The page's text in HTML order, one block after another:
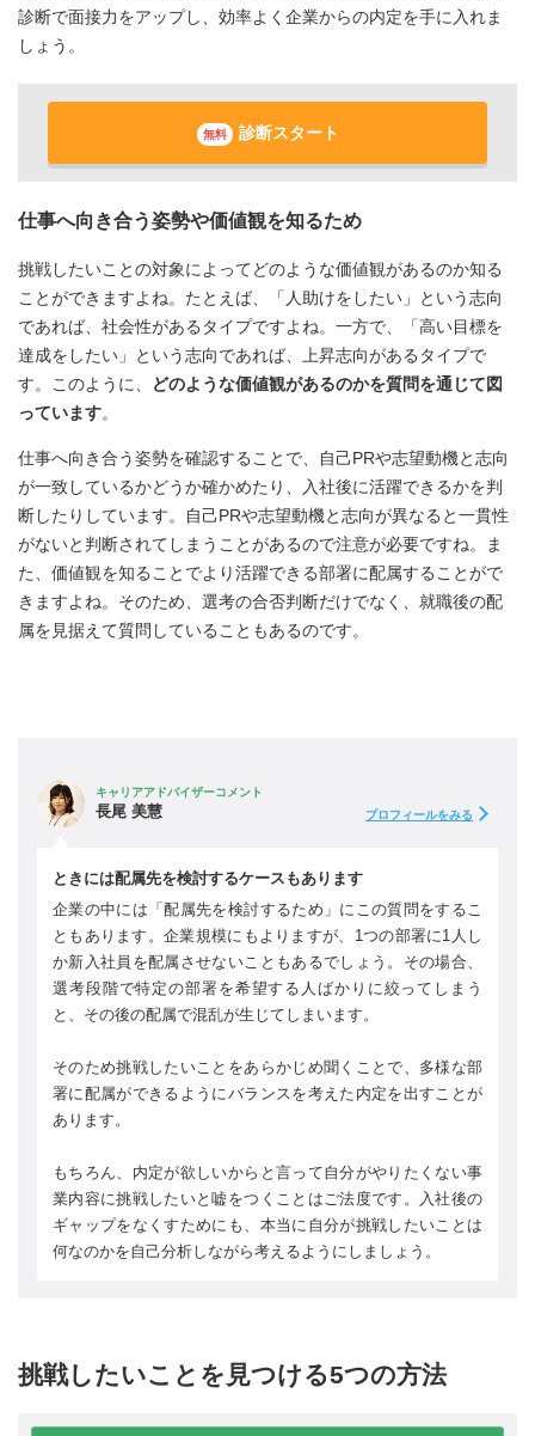
診断で面接力をアップし、効率よく企業からの内定を手に入れま
しょう。
無料 診断スタート
仕事へ向き合う姿勢や価値観を知るため
挑戦したいことの対象によってどのような価値観があるのか知る
ことができますよね。たとえば、「人助けをしたい」という志向
であれば、社会性があるタイプですよね。一方で、「高い目標を
達成をしたい」という志向であれば、上昇志向があるタイプで
す。このように、
どのような価値観があるのかを質問を通じて図
っています。
仕事へ向き合う姿勢を確認することで、自己PRや志望動機と志向
が一致しているかどうか確かめたり、入社後に活躍できるかを判
断したりしています。自己PRや志望動機と志向が異なると一貫性
がないと判断されてしまうことがあるので注意が必要ですね。ま
た、価値観を知ることでより活躍できる部署に配属することがで
きますよね。そのため、選考の合否判断だけでなく、就職後の配
属を見据えて質問していることもあるのです。
キャリアアドバイザーコメント
長尾 美慧 プロフィールをみる
ときには配属先を検討するケースもあります
企業の中には「配属先を検討するため」にこの質問をするこ
ともあります。企業規模にもよりますが、1つの部署に1人し
か新入社員を配属させないこともあるでしょう。その場合、
選考段階で特定の部署を希望する人ばかりに絞ってしまう
と、その後の配属で混乱が生じてしまいます。
そのため挑戦したいことをあらかじめ聞くことで、多様な部
署に配属ができるようにバランスを考えた内定を出すことが
あります。
もちろん、内定が欲しいからと言って自分がやりたくない事
業内容に挑戦したいと嘘をつくことはご法度です。入社後の
ギャップをなくすためにも、本当に自分が挑戦したいことは
何なのかを自己分析しながら考えるようにしましょう。
挑戦したいことを見つける5つの方法